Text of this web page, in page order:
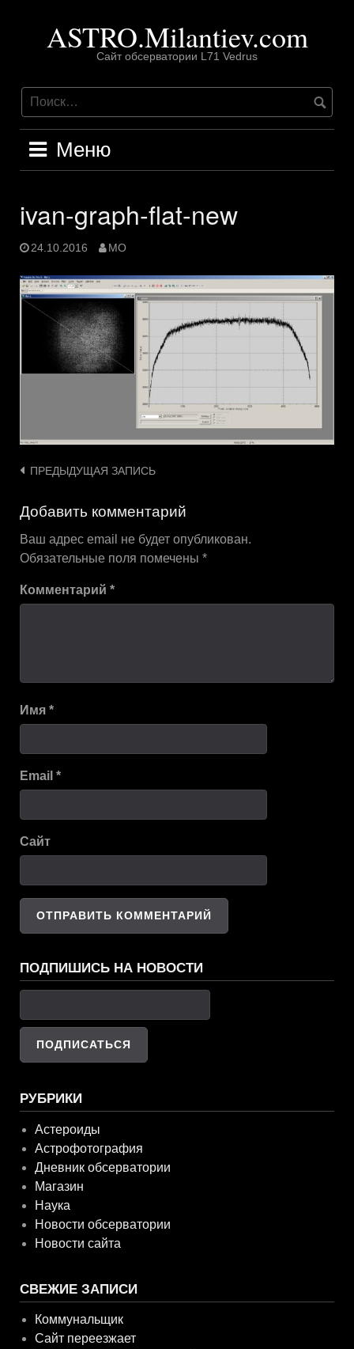
содержимомуASTRO.Milantiev.com
Сайт обсерватории L71 Vedrus
Меню
ivan-graph-flat-new
24.10.2016 MO
Навигация
записям
ПРЕДЫДУЩАЯ ЗАПИСЬ
Добавить комментарий
Ваш адрес email не будет опубликован.
Обязательные поля помечены *
Комментарий *
Имя *
Email *
Сайт
ПОДПИШИСЬ НА НОВОСТИ
РУБРИКИ
Астероиды
Астрофотография
Дневник обсерватории
Магазин
Наука
Новости обсерватории
Новости сайта
СВЕЖИЕ ЗАПИСИ
Коммунальщик
Сайт переезжает